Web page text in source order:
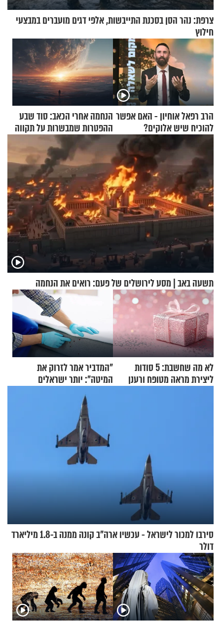
צרפת: נהר הסן בסכנת התייבשות, אלפי דגים מועברים במבצעי
חילוץ
הרב רפאל אוחיון - האם אפשר
להוכיח שיש אלוקים?
הנחמה אחרי הכאב: סוד שבע
ההפטרות שמבשרות על תקווה
וגאולה
תשעה באב | מסע לירושלים של פעם: רואים את הנחמה
לא מה שחשבת: 5 סודות
ליצירת מראה מטופח ורענן
"המדביר אמר לזרוק את
המיטה": יותר ישראלים
מדווחים על מכת פשפשי
סירבו למכור לישראל - עכשיו ארה"ב קונה ממנה ב-1.8 מיליארד
דולר